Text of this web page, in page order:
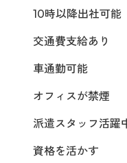
10時以降出社可能
交通費支給あり
車通勤可能
オフィスが禁煙
派遣スタッフ活躍
資格を活かす